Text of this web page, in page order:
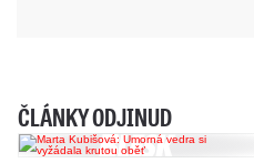
ČLÁNKY ODJINUD